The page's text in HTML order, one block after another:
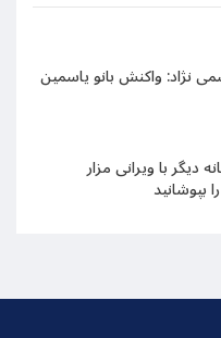
نژاد: واکنش بانو یاسمین
دیگر با ویرانی مزار
بپوشانید